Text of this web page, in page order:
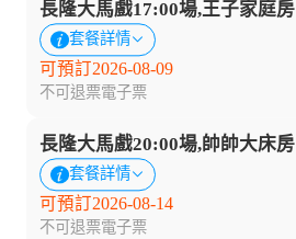
長隆大馬戲17:00場,王子家庭房
套餐詳情
可預訂2026-08-09
不可退票電子票
長隆大馬戲20:00場,帥帥大床房
套餐詳情
可預訂2026-08-14
不可退票電子票